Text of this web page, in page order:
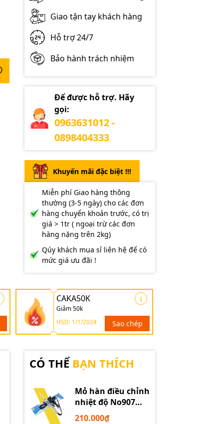
Giao tận tay khách hàng
Hỗ trợ 24/7
Bảo hành trách nhiệm
Để được hỗ trợ. Hãy
gọi:
0963631012 -
0898404333
Khuyến mãi đặc biệt !!!
Miễn phí Giao hàng thông
thường (3-5 ngày) cho các đơn
hàng chuyển khoản trước, có trị
giá > 1tr ( ngoại trừ các đơn
hàng nặng trên 2kg)
Qúy khách mua sỉ liên hệ để có
mức giá ưu đãi !
CAKA50K
Giảm 50k
HSD: 1/1/2024
Sao chép
CÓ THỂ BẠN THÍCH
Mỏ hàn điều chỉnh
nhiệt độ No907
60W 220V loại tốt
210.000₫